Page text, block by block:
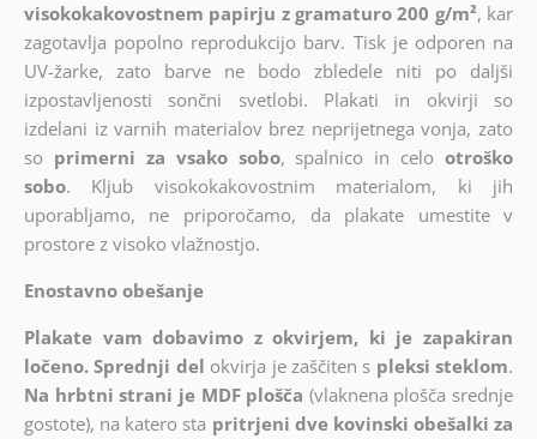
visokokakovostnem papirju z gramaturo 200 g/m², kar
zagotavlja popolno reprodukcijo barv. Tisk je odporen na
UV-žarke, zato barve ne bodo zbledele niti po daljši
izpostavljenosti sončni svetlobi. Plakati in okvirji so
izdelani iz varnih materialov brez neprijetnega vonja, zato
so primerni za vsako sobo, spalnico in celo otroško
sobo. Kljub visokokakovostnim materialom, ki jih
uporabljamo, ne priporočamo, da plakate umestite v
prostore z visoko vlažnostjo.
Enostavno obešanje
Plakate vam dobavimo z okvirjem, ki je zapakiran
ločeno. Sprednji del okvirja je zaščiten s pleksi steklom.
Na hrbtni strani je MDF plošča (vlaknena plošča srednje
gostote), na katero sta pritrjeni dve kovinski obešalki za